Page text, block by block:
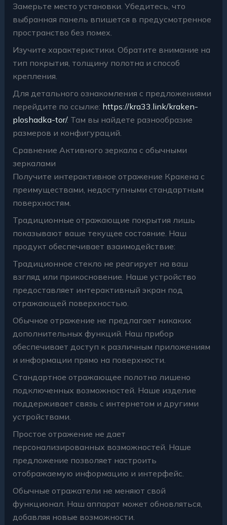
Замерьте место установки. Убедитесь, что
выбранная панель впишется в предусмотренное
пространство без помех.
Изучите характеристики. Обратите внимание на
тип покрытия, толщину полотна и способ
крепления.
Для детального ознакомления с предложениями
перейдите по ссылке: https://kra33.link/kraken-
ploshadka-tor/. Там вы найдете разнообразие
размеров и конфигураций.
Сравнение Активного зеркала с обычными
зеркалами
Получите интерактивное отражение Кракена с
преимуществами, недоступными стандартным
поверхностям.
Традиционные отражающие покрытия лишь
показывают ваше текущее состояние. Наш
продукт обеспечивает взаимодействие:
Традиционное стекло не реагирует на ваш
взгляд или прикосновение. Наше устройство
предоставляет интерактивный экран под
отражающей поверхностью.
Обычное отражение не предлагает никаких
дополнительных функций. Наш прибор
обеспечивает доступ к различным приложениям
и информации прямо на поверхности.
Стандартное отражающее полотно лишено
подключенных возможностей. Наше изделие
поддерживает связь с интернетом и другими
устройствами.
Простое отражение не дает
персонализированных возможностей. Наше
предложение позволяет настроить
отображаемую информацию и интерфейс.
Обычные отражатели не меняют свой
функционал. Наш аппарат может обновляться,
добавляя новые возможности.